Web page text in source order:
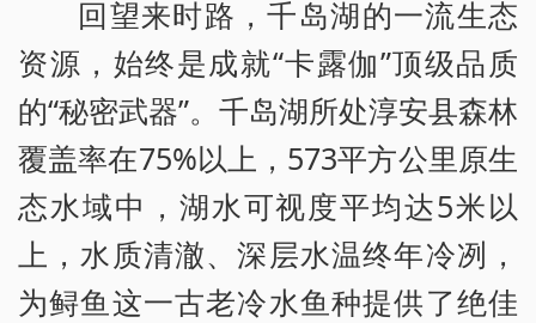
回望来时路，千岛湖的一流生态
资源，始终是成就“卡露伽”顶级品质
的“秘密武器”。千岛湖所处淳安县森林
覆盖率在75%以上，573平方公里原生
态水域中，湖水可视度平均达5米以
上，水质清澈、深层水温终年冷冽，
为鲟鱼这一古老冷水鱼种提供了绝佳